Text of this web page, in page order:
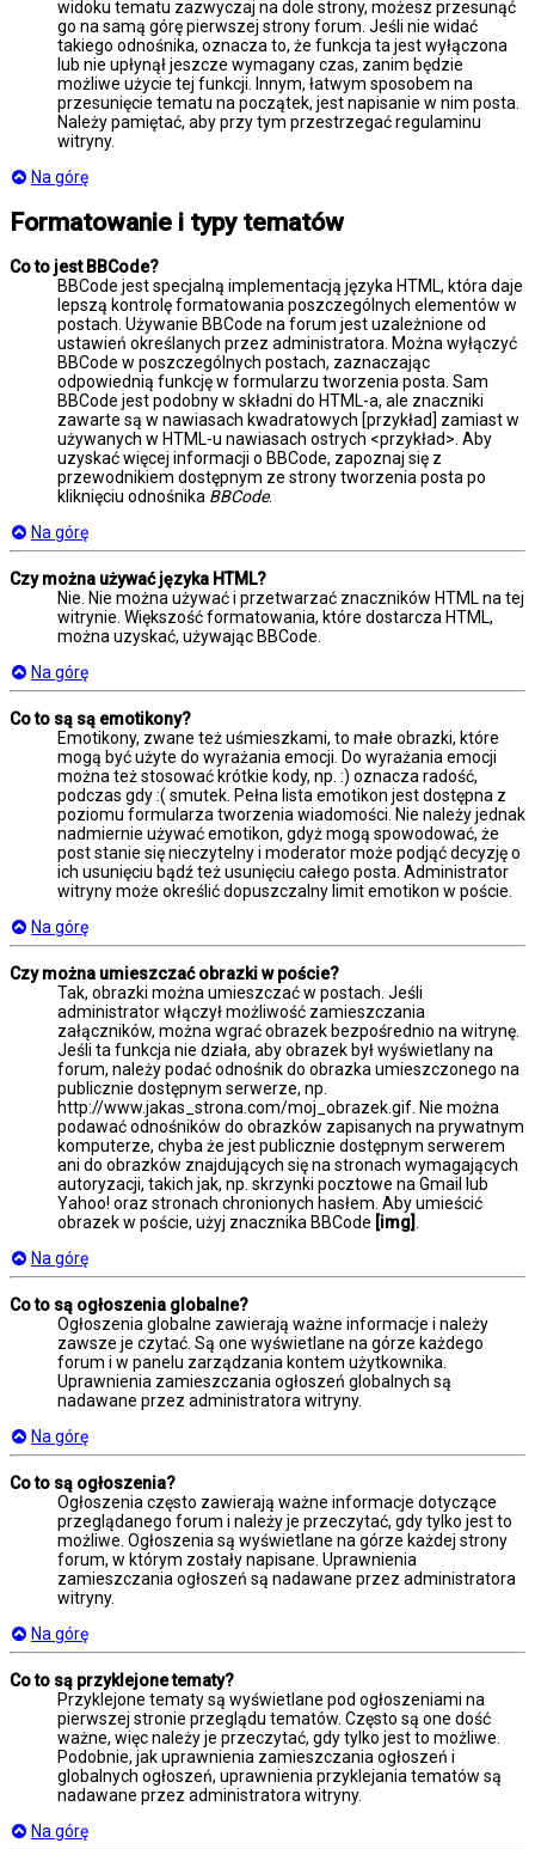
widoku tematu zazwyczaj na dole strony, możesz przesunąć
go na samą górę pierwszej strony forum. Jeśli nie widać
takiego odnośnika, oznacza to, że funkcja ta jest wyłączona
lub nie upłynął jeszcze wymagany czas, zanim będzie
możliwe użycie tej funkcji. Innym, łatwym sposobem na
przesunięcie tematu na początek, jest napisanie w nim posta.
Należy pamiętać, aby przy tym przestrzegać regulaminu
witryny.
Na górę
Formatowanie i typy tematów
Co to jest BBCode?
BBCode jest specjalną implementacją języka HTML, która daje
lepszą kontrolę formatowania poszczególnych elementów w
postach. Używanie BBCode na forum jest uzależnione od
ustawień określanych przez administratora. Można wyłączyć
BBCode w poszczególnych postach, zaznaczając
odpowiednią funkcję w formularzu tworzenia posta. Sam
BBCode jest podobny w składni do HTML-a, ale znaczniki
zawarte są w nawiasach kwadratowych [przykład] zamiast w
używanych w HTML-u nawiasach ostrych <przykład>. Aby
uzyskać więcej informacji o BBCode, zapoznaj się z
przewodnikiem dostępnym ze strony tworzenia posta po
kliknięciu odnośnika BBCode.
Na górę
Czy można używać języka HTML?
Nie. Nie można używać i przetwarzać znaczników HTML na tej
witrynie. Większość formatowania, które dostarcza HTML,
można uzyskać, używając BBCode.
Na górę
Co to są są emotikony?
Emotikony, zwane też uśmieszkami, to małe obrazki, które
mogą być użyte do wyrażania emocji. Do wyrażania emocji
można też stosować krótkie kody, np. :) oznacza radość,
podczas gdy :( smutek. Pełna lista emotikon jest dostępna z
poziomu formularza tworzenia wiadomości. Nie należy jednak
nadmiernie używać emotikon, gdyż mogą spowodować, że
post stanie się nieczytelny i moderator może podjąć decyzję o
ich usunięciu bądź też usunięciu całego posta. Administrator
witryny może określić dopuszczalny limit emotikon w poście.
Na górę
Czy można umieszczać obrazki w poście?
Tak, obrazki można umieszczać w postach. Jeśli
administrator włączył możliwość zamieszczania
załączników, można wgrać obrazek bezpośrednio na witrynę.
Jeśli ta funkcja nie działa, aby obrazek był wyświetlany na
forum, należy podać odnośnik do obrazka umieszczonego na
publicznie dostępnym serwerze, np.
http://www.jakas_strona.com/moj_obrazek.gif. Nie można
podawać odnośników do obrazków zapisanych na prywatnym
komputerze, chyba że jest publicznie dostępnym serwerem
ani do obrazków znajdujących się na stronach wymagających
autoryzacji, takich jak, np. skrzynki pocztowe na Gmail lub
Yahoo! oraz stronach chronionych hasłem. Aby umieścić
obrazek w poście, użyj znacznika BBCode [img].
Na górę
Co to są ogłoszenia globalne?
Ogłoszenia globalne zawierają ważne informacje i należy
zawsze je czytać. Są one wyświetlane na górze każdego
forum i w panelu zarządzania kontem użytkownika.
Uprawnienia zamieszczania ogłoszeń globalnych są
nadawane przez administratora witryny.
Na górę
Co to są ogłoszenia?
Ogłoszenia często zawierają ważne informacje dotyczące
przeglądanego forum i należy je przeczytać, gdy tylko jest to
możliwe. Ogłoszenia są wyświetlane na górze każdej strony
forum, w którym zostały napisane. Uprawnienia
zamieszczania ogłoszeń są nadawane przez administratora
witryny.
Na górę
Co to są przyklejone tematy?
Przyklejone tematy są wyświetlane pod ogłoszeniami na
pierwszej stronie przeglądu tematów. Często są one dość
ważne, więc należy je przeczytać, gdy tylko jest to możliwe.
Podobnie, jak uprawnienia zamieszczania ogłoszeń i
globalnych ogłoszeń, uprawnienia przyklejania tematów są
nadawane przez administratora witryny.
Na górę